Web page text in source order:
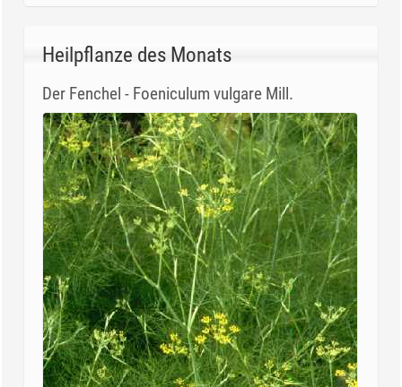
Heilpflanze des Monats
Der Fenchel - Foeniculum vulgare Mill.